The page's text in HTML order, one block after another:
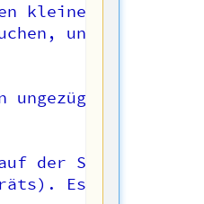
kleinen
und kam zur
der Sie Spaß
Es ist schön